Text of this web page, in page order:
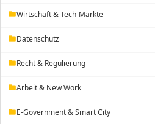
folderWirtschaft & Tech-Märkte
folderDatenschutz
folderRecht & Regulierung
folderArbeit & New Work
folderE-Government & Smart City